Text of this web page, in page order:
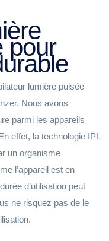
pour
lumière pulsée
Nous avons
parmi les appareils
effet, la technologie IPL
un organisme
l’appareil est en
d’utilisation peut
ne risquez pas de le